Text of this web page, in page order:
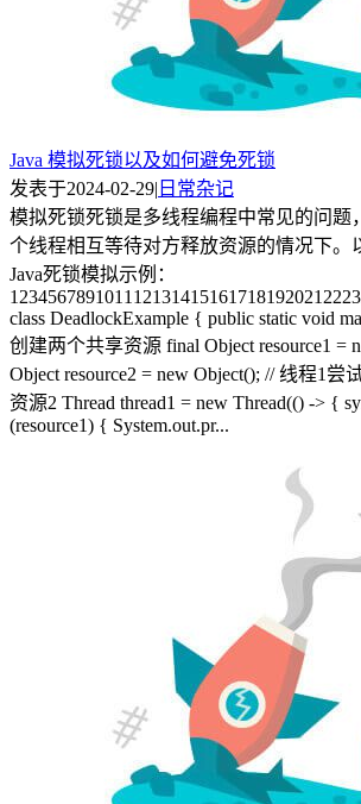
Java 模拟死锁以及如何避免死锁
发表于2024-02-29| 日常杂记
模拟死锁死锁是多线程编程中常见的问题
个线程相互等待对方释放资源的情况下。
Java死锁模拟示例：
class DeadlockExample { public static void
创建两个共享资源 final Object resource1 =
Object resource2 = new Object(); // 线程1
资源2 Thread thread1 = new Thread(() -> {
(resource1) { System.out.pr...